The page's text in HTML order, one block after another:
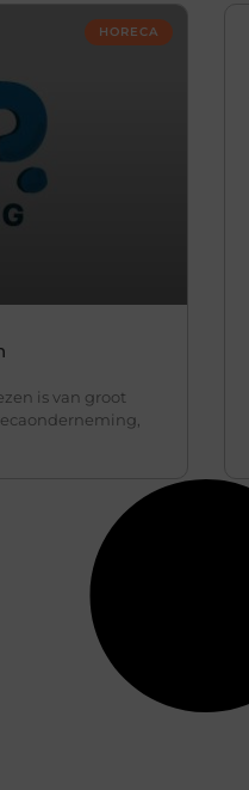
HORECA
is van groot